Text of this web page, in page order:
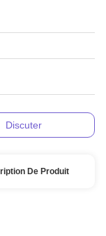
Discuter
De Produit